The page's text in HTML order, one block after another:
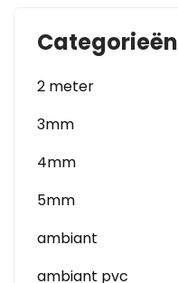
Categorieën
2 meter
3mm
4mm
5mm
ambiant
ambiant pvc